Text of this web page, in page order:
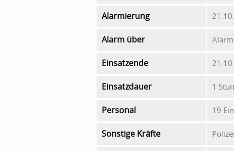
Alarmierung
Alarm über
Einsatzende
Einsatzdauer 1
Personal 19
Sonstige Kräfte Polizei